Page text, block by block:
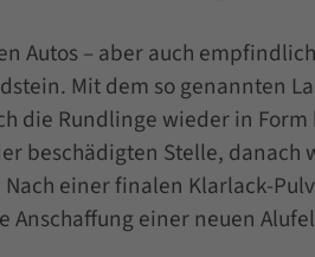
Autos – aber auch
Mit dem so genannten
die Rundlinge wieder in
beschädigten Stelle,
einer finalen Klarlack-
Anschaffung einer neuen